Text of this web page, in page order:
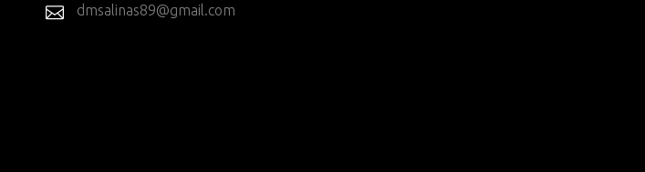
dmsalinas89@gmail.com